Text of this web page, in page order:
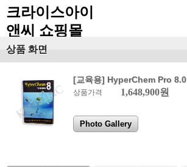
크라이스아이
앤씨 쇼핑몰
상품 화면
[교육용] HyperChem Pro 8.0
상품가격 1,648,900원
Photo Gallery